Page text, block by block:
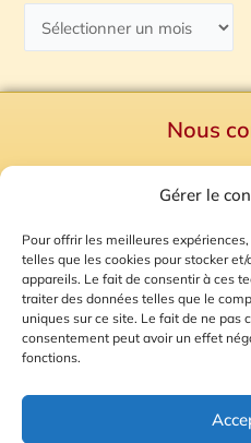
Gérer le
Pour offrir les meilleures
telles que les cookies pour stocker
appareils. Le fait de consentir à ces
traiter des données telles que le
uniques sur ce site. Le fait de ne pas
consentement peut avoir un effet
fonctions.
Nous
Mentions Légales
Gestion